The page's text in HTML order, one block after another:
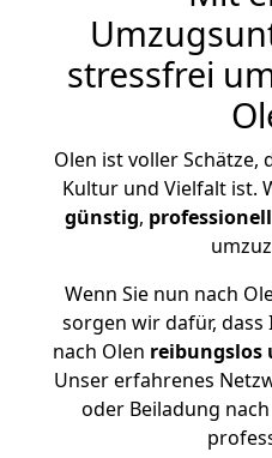
stressfrei
Olen ist voller Schätze,
Kultur und Vielfalt ist.
günstig, professionell
Wenn Sie nun nach
sorgen wir dafür,
nach Olen reibungslos
Unser erfahrenes
oder Beiladung